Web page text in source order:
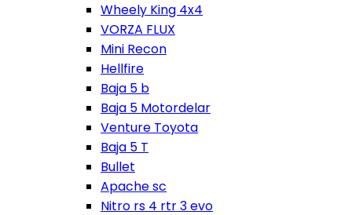
Wheely King 4x4
VORZA FLUX
Mini Recon
Hellfire
Baja 5 b
Baja 5 Motordelar
Venture Toyota
Baja 5 T
Bullet
Apache sc
Nitro rs 4 rtr 3 evo